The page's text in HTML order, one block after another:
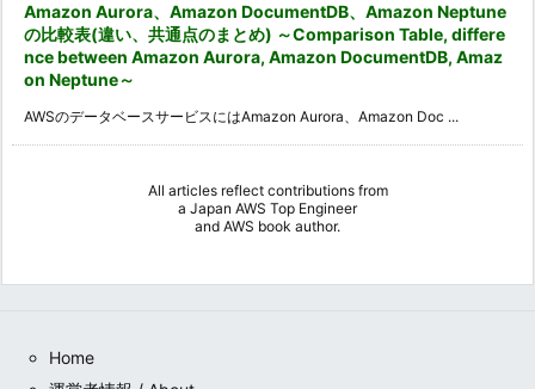
Amazon Aurora、Amazon DocumentDB、Amazon Neptune
の比較表(違い、共通点のまとめ) ～Comparison Table, differe
nce between Amazon Aurora, Amazon DocumentDB, Amaz
on Neptune～
AWSのデータベースサービスにはAmazon Aurora、Amazon Doc ...
All articles reflect contributions from
a Japan AWS Top Engineer
and AWS book author.
Home